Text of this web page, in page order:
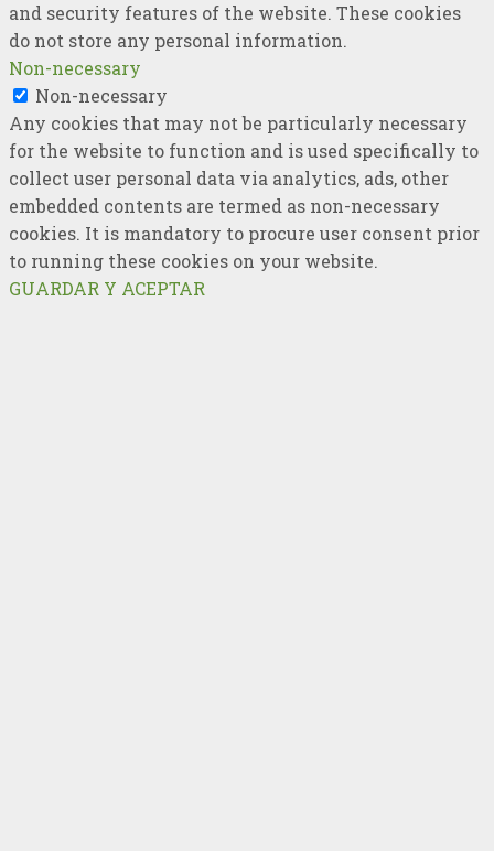
and security features of the website. These cookies
do not store any personal information.
Non-necessary
Non-necessary
Any cookies that may not be particularly necessary
for the website to function and is used specifically to
collect user personal data via analytics, ads, other
embedded contents are termed as non-necessary
cookies. It is mandatory to procure user consent prior
to running these cookies on your website.
GUARDAR Y ACEPTAR